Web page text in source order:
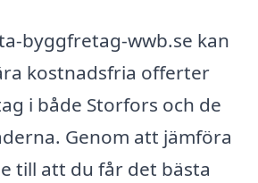
byggfretag-wwb.se kan
kostnadsfria offerter
i både Storfors och de
Genom att jämföra
till att du får det bästa